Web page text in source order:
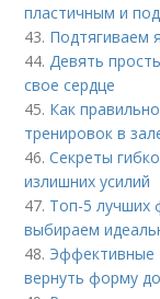
пластичным и
43. Подтягиваем
44. Девять
свое сердце
45. Как
тренировок в
46.Секреты
излишних усилий
47. Топ-5 лучших
выбираем
48. Эффективные
вернуть форму